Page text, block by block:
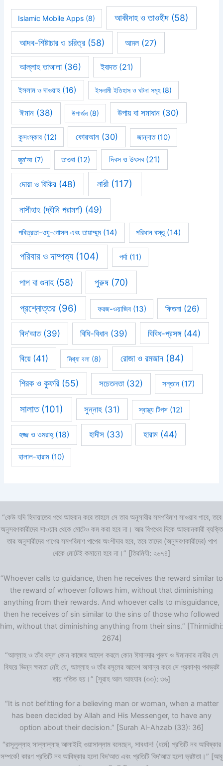
Islamic Mobile Apps (8) আকীদাহ ও তাওহীদ(58)
আদব-শিষ্টাচার ও চরিত্র(58) আমল(27)
আল্লাহ তাআলা(36) ইবাদত(21)
ইসলাম ও দাওয়াহ (16) ইসলামী ইতিহাস ও ঘটনা সমূহ(8)
ঈমান(38) উপার্জন(8) উপায় বা সমাধান (30)
কুসংস্কার(12) কোরআন (30) জান্নাত(10)
জুম'আ (7) তাওবা (12) দিবস ও উৎসব(21)
দোয়া ও যিকির (48) নারী(117)
নাসীহাহ (দ্বীনি পরামর্শ) (49)
পবিত্রতা-ওযু-গোসল এবং তায়াম্মুম (14) পরিধান বস্তু(14)
পরিবার ও দাম্পত্য(104) পর্দা(11)
পাপ বা গুনাহ(58) পুরুষ(70)
প্রশ্নোত্তর (96) ফরজ-ওয়াজিব(13) ফিতনা(26)
বিদ’আত(39) বিধি-বিধান (39) বিবিধ-প্রসঙ্গ(44)
বিয়ে(41) মিথ্যা বলা(8) রোজা ও রমজান (84)
শিরক ও কুফরি(55) সচেতনতা(32) সন্তান(17)
সালাত(101) সুন্নাহ (31) স্বাস্থ্য টিপস (12)
হজ্জ ও ওমরাহ্‌(18) হাদীস(33) হারাম (44)
হালাল-হারাম(10)
“কেউ যদি হিদায়াতের পথে আহবান করে তাহলে সে তার অনুসারীর সমপরিমাণ সাওয়াব পাবে, তবে
অনুসরণকারীদের সাওয়াব থেকে মোটেও কম করা হবে না। আর বিপথের দিকে আহবানকারী ব্যক্তি
তার অনুসারীদের পাপের সমপরিমাণ পাপের অংশীদার হবে, তবে তাদের (অনুসরণকারীদের) পাপ
থেকে মোটেই কমানো হবে না।” [তিরমিযী: ২৬৭৪]
“Whoever calls to guidance, then he receives the reward similar to
the reward of whoever follows him, without that diminishing
anything from their rewards. And whoever calls to misguidance,
then he receives of sin similar to the sins of those who followed
him, without that diminishing anything from their sins.” [Thirmidhi:
2674]
“আল্লাহ ও তাঁর রসূল কোন কাজের আদেশ করলে কোন ঈমানদার পুরুষ ও ঈমানদার নারীর সে
বিষয়ে ভিন্ন ক্ষমতা নেই যে, আল্লাহ ও তাঁর রসূলের আদেশ অমান্য করে সে প্রকাশ্য পথভ্রষ্ট
তায় পতিত হয়।” [সূরাহ আল আহযাব (৩৩): ৩৬]
“It is not befitting for a believing man or woman, when a matter
has been decided by Allah and His Messenger, to have any
option about their decision.” [Surah Al-Ahzab (33): 36]
“রাসূলুল্লাহ সাল্লাল্লাহু আলাইহি ওয়াসাল্লাম বলেছেন, সাবধান! (ধর্মে) প্রতিটি নব আবিষ্কার
সম্পর্কে! কারণ প্রতিটি নব আবিষ্কার হলো বিদ‘আত এবং প্রতিটি বিদ‘আত হলো ভ্রষ্টতা।” [আবূ